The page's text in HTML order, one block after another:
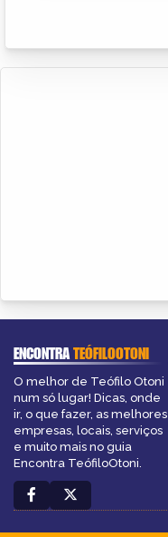
ENCONTRATEÓFILOOTONI
O melhor de Teófilo Otoni
num só lugar! Dicas, onde
ir, o que fazer, as melhores
empresas, locais, serviços
e muito mais no guia
Encontra TeófiloOtoni.